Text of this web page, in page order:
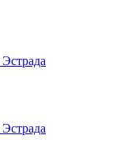
Эстрада
Эстрада